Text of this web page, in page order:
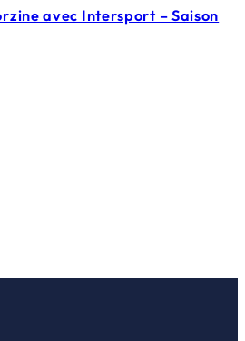
avec Intersport – Saison